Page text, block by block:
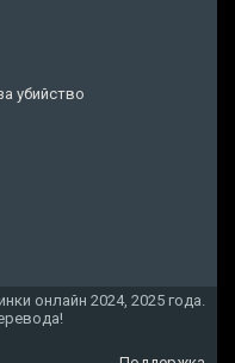
убийство
онлайн 2024, 2025 года.